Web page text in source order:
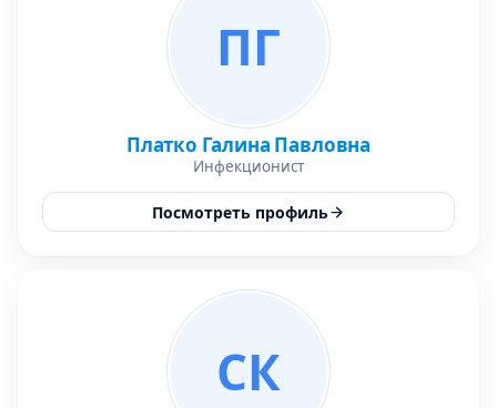
ПГ
Платко Галина Павловна
Инфекционист
Посмотреть профиль
СК